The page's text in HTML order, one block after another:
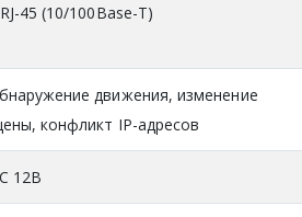
45 (10/100Base-T)
движения, изменение
конфликт IP-адресов
12В